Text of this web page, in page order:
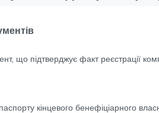
що підтверджує факт реєстрації
кінцевого бенефіціарного